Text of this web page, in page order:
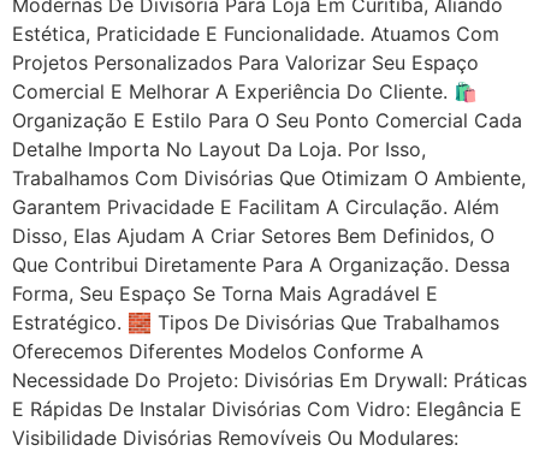
Estética, Praticidade E Funcionalidade. Atuamos Com
Projetos Personalizados Para Valorizar Seu Espaço
Comercial E Melhorar A Experiência Do Cliente. 🛍
Organização E Estilo Para O Seu Ponto Comercial Cada
Detalhe Importa No Layout Da Loja. Por Isso,
Trabalhamos Com Divisórias Que Otimizam O Ambiente,
Garantem Privacidade E Facilitam A Circulação. Além
Disso, Elas Ajudam A Criar Setores Bem Definidos, O
Que Contribui Diretamente Para A Organização. Dessa
Forma, Seu Espaço Se Torna Mais Agradável E
Estratégico. 🧱 Tipos De Divisórias Que Trabalhamos
Oferecemos Diferentes Modelos Conforme A
Necessidade Do Projeto: Divisórias Em Drywall: Práticas
E Rápidas De Instalar Divisórias Com Vidro: Elegância E
Visibilidade Divisórias Removíveis Ou Modulares: